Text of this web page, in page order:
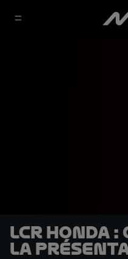
LCR Honda
la